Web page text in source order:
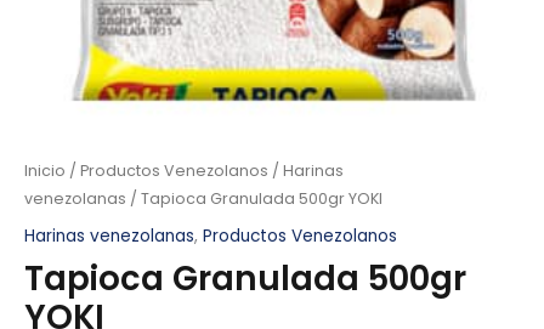
Inicio / Productos Venezolanos / Harinas
venezolanas / Tapioca Granulada 500gr YOKI
Harinas venezolanas, Productos Venezolanos
Tapioca Granulada 500gr
YOKI